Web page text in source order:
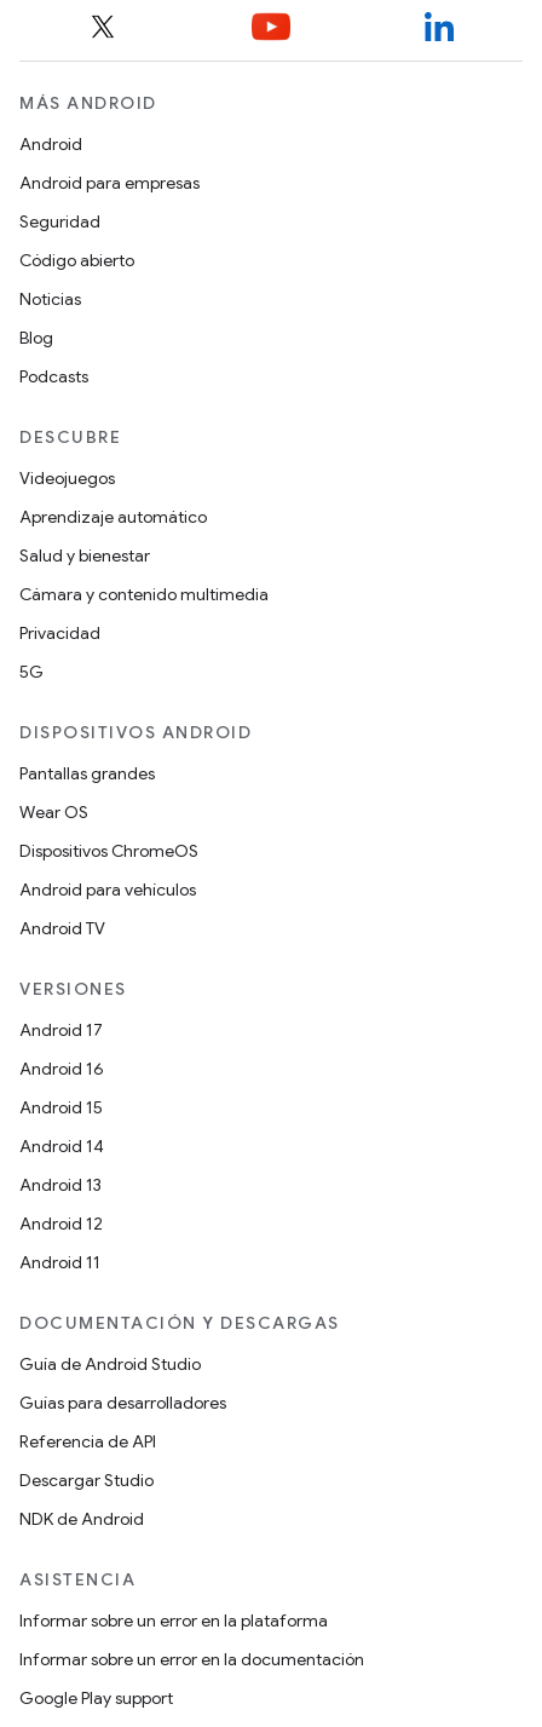
MÁS ANDROID
Android
Android para empresas
Seguridad
Código abierto
Noticias
Blog
Podcasts
DESCUBRE
Videojuegos
Aprendizaje automático
Salud y bienestar
Cámara y contenido multimedia
Privacidad
5G
DISPOSITIVOS ANDROID
Pantallas grandes
Wear OS
Dispositivos ChromeOS
Android para vehículos
Android TV
VERSIONES
Android 17
Android 16
Android 15
Android 14
Android 13
Android 12
Android 11
DOCUMENTACIÓN Y DESCARGAS
Guía de Android Studio
Guías para desarrolladores
Referencia de API
Descargar Studio
NDK de Android
ASISTENCIA
Informar sobre un error en la plataforma
Informar sobre un error en la documentación
Google Play support